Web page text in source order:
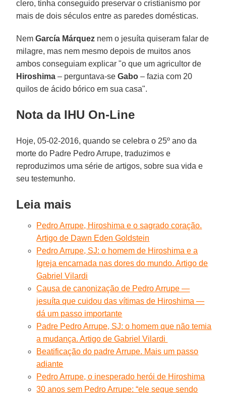
clero, tinha conseguido preservar o cristianismo por
mais de dois séculos entre as paredes domésticas.
NemGarcía Márquez nem o jesuíta quiseram falar de
milagre, mas nem mesmo depois de muitos anos
ambos conseguiam explicar "o que um agricultor de
Hiroshima – perguntava-seGabo – fazia com 20
quilos de ácido bórico em sua casa".
Nota da IHU On-Line
Hoje, 05-02-2016, quando se celebra o 25º ano da
morte do Padre Pedro Arrupe, traduzimos e
reproduzimos uma série de artigos, sobre sua vida e
seu testemunho.
Leia mais
Pedro Arrupe, Hiroshima e o sagrado coração.
Artigo de Dawn Eden Goldstein
Pedro Arrupe, SJ: o homem de Hiroshima e a
Igreja encarnada nas dores do mundo. Artigo de
Gabriel Vilardi
Causa de canonização de Pedro Arrupe —
jesuíta que cuidou das vítimas de Hiroshima —
dá um passo importante
Padre Pedro Arrupe, SJ: o homem que não temia
a mudança. Artigo de Gabriel Vilardi
Beatificação do padre Arrupe. Mais um passo
adiante
Pedro Arrupe, o inesperado herói de Hiroshima
30 anos sem Pedro Arrupe: “ele segue sendo